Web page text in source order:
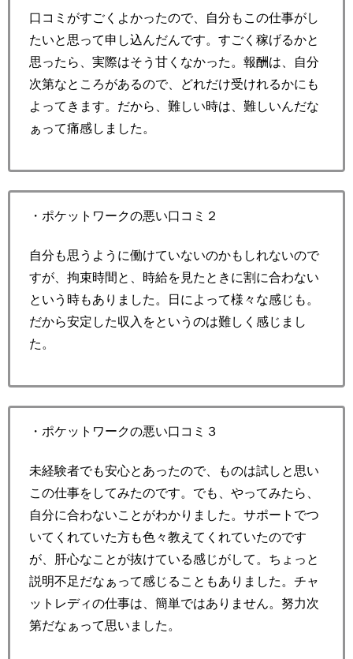
口コミがすごくよかったので、自分もこの仕事がし
たいと思って申し込んだんです。すごく稼げるかと
思ったら、実際はそう甘くなかった。報酬は、自分
次第なところがあるので、どれだけ受けれるかにも
よってきます。だから、難しい時は、難しいんだな
ぁって痛感しました。
・ポケットワークの悪い口コミ２
自分も思うように働けていないのかもしれないので
すが、拘束時間と、時給を見たときに割に合わない
という時もありました。日によって様々な感じも。
だから安定した収入をというのは難しく感じまし
た。
・ポケットワークの悪い口コミ３
未経験者でも安心とあったので、ものは試しと思い
この仕事をしてみたのです。でも、やってみたら、
自分に合わないことがわかりました。サポートでつ
いてくれていた方も色々教えてくれていたのです
が、肝心なことが抜けている感じがして。ちょっと
説明不足だなぁって感じることもありました。チャ
ットレディの仕事は、簡単ではありません。努力次
第だなぁって思いました。